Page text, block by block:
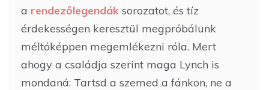
a rendezőlegendák sorozatot, és tíz
érdekességen keresztül megpróbálunk
méltóképpen megemlékezni róla. Mert
ahogy a családja szerint maga Lynch is
mondaná: Tartsd a szemed a fánkon, ne a